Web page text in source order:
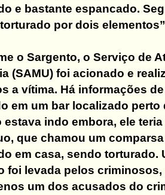
e bastante espancado.
por dois
o Sargento, o Serviço de
(SAMU) foi acionado e
a vítima. Há informações
em um bar localizado perto
estava indo embora, ele
que chamou um
em casa, sendo torturado.
foi levada pelos criminosos,
um dos acusados do